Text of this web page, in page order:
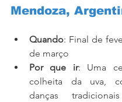
Mendoza,
Quando: Final de
de março
Por que ir: Uma
colheita da uva,
danças